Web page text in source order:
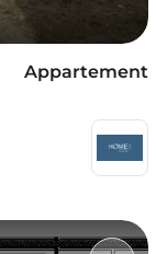
Appartement